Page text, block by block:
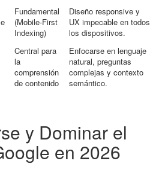
Fundamental
(Mobile-First
Indexing)
Diseño responsive y
UX impecable en todos
los dispositivos.
Central para
la
comprensión
de contenido
Enfocarse en lenguaje
natural, preguntas
complejas y contexto
semántico.
y Dominar el
en 2026